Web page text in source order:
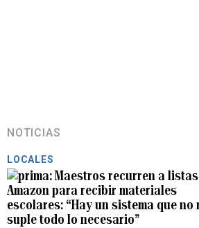
NOTICIAS
LOCALES
Maestros recurren a
Amazon para recibir materiales
escolares: “Hay un sistema que no
suple todo lo necesario”